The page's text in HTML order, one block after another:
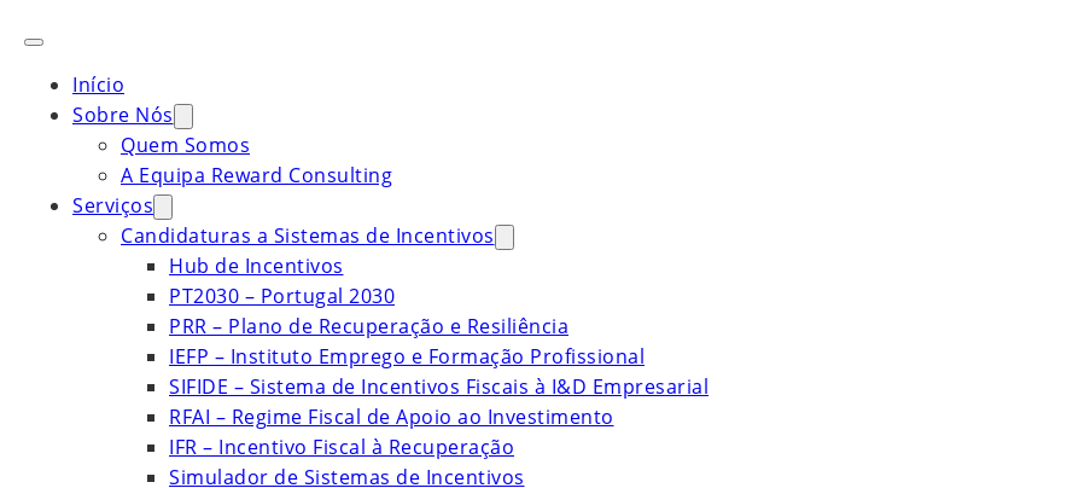
Início
Sobre Nós
Quem Somos
A Equipa Reward Consulting
Serviços
Candidaturas a Sistemas de Incentivos
Hub de Incentivos
PT2030 – Portugal 2030
PRR – Plano de Recuperação e Resiliência
IEFP – Instituto Emprego e Formação Profissional
SIFIDE – Sistema de Incentivos Fiscais à I&D Empresarial
RFAI – Regime Fiscal de Apoio ao Investimento
IFR – Incentivo Fiscal à Recuperação
Simulador de Sistemas de Incentivos